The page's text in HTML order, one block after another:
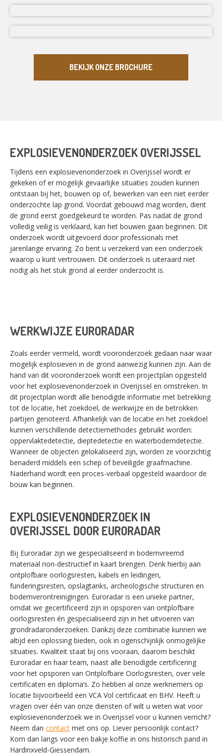
BEKIJK ONZE BROCHURE
EXPLOSIEVENONDERZOEK OVERIJSSEL
Tijdens een explosievenonderzoek in Overijssel wordt er
gekeken of er mogelijk gevaarlijke situaties zouden kunnen
ontstaan bij het, bouwen op of, bewerken van een niet eerder
onderzochte lap grond. Voordat gebouwd mag worden, dient
de grond eerst goedgekeurd te worden. Pas nadat de grond
volledig veilig is verklaard, kan het bouwen gaan beginnen. Dit
onderzoek wordt uitgevoerd door professionals met
jarenlange ervaring. Zo bent u verzekerd van een onderzoek
waarop u kunt vertrouwen. Dit onderzoek is uiteraard niet
nodig als het stuk grond al eerder onderzocht is.
WERKWIJZE EURORADAR
Zoals eerder vermeld, wordt vooronderzoek gedaan naar waar
mogelijk explosieven in de grond aanwezig kunnen zijn. Aan de
hand van dit vooronderzoek wordt een projectplan opgesteld
voor het explosievenonderzoek in Overijssel en omstreken. In
dit projectplan wordt alle benodigde informatie met betrekking
tot de locatie, het zoekdoel, de werkwijze en de betrokken
partijen genoteerd. Afhankelijk van de locatie en het zoekdoel
kunnen verschillende detectiemethodes gebruikt worden:
oppervlaktedetectie, dieptedetectie en waterbodemdetectie.
Wanneer de objecten gelokaliseerd zijn, worden ze voorzichtig
benaderd middels een schep of beveiligde graafmachine.
Naderhand wordt een proces-verbaal opgesteld waardoor de
bouw kan beginnen.
EXPLOSIEVENONDERZOEK IN
OVERIJSSEL DOOR EURORADAR
Bij Euroradar zijn we gespecialiseerd in bodemvreemd
materiaal non-destructief in kaart brengen. Denk hierbij aan
ontplofbare oorlogsresten, kabels en leidingen,
funderingsresten, opslagtanks, archeologische structuren en
bodemverontreinigingen. Euroradar is een unieke partner,
omdat we gecertificeerd zijn in opsporen van ontplofbare
oorlogsresten én gespecialiseerd zijn in het uitvoeren van
grondradaronderzoeken. Dankzij deze combinatie kunnen we
altijd een oplossing bieden, ook in ogenschijnlijk onmogelijke
situaties. Kwaliteit staat bij ons vooraan, daarom beschikt
Euroradar en haar team, naast alle benodigde certificering
voor het opsporen van Ontplofbare Oorlogsresten, over vele
certificaten en diploma’s. Zo hebben al onze werknemers op
locatie bijvoorbeeld een VCA Vol certificaat en BHV. Heeft u
vragen over één van onze diensten of wilt u weten wat voor
explosievenonderzoek we in Overijssel voor u kunnen verricht?
Neem dan contact met ons op. Liever persoonlijk contact?
Kom dan langs voor een bakje koffie in ons historisch pand in
Hardinxveld-Giessendam.
SWITCH THE LANGUAGE